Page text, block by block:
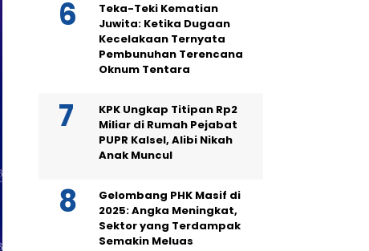
Teka-Teki Kematian
Juwita: Ketika Dugaan
Kecelakaan Ternyata
Pembunuhan Terencana
Oknum Tentara
KPK Ungkap Titipan Rp2
Miliar di Rumah Pejabat
PUPR Kalsel, Alibi Nikah
Anak Muncul
Gelombang PHK Masif di
2025: Angka Meningkat,
Sektor yang Terdampak
Semakin Meluas